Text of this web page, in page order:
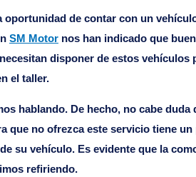
oportunidad de contar con un
SM Motornos han indicado que
disponer de estos
el taller.
hablando. De hecho, no cabe
que no ofrezca este servicio tiene
su vehículo. Es evidente que la
refiriendo.